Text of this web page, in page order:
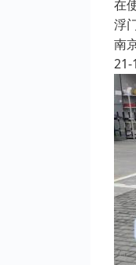
在
浮
南
21-